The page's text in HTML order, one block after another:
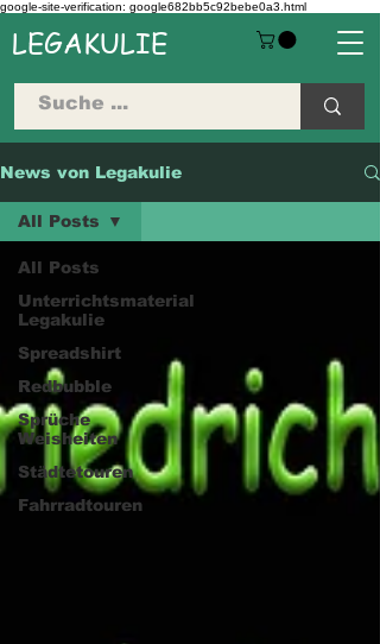
google-site-verification: google682bb5c92bebe0a3.html
LEGAKULIE
News von Legakulie
All Posts
Unterrichtsmaterial
Legakulie
Spreadshirt
Redbubble
Sprüche
Weisheiten
Städtetouren
Fahrradtouren
All Posts